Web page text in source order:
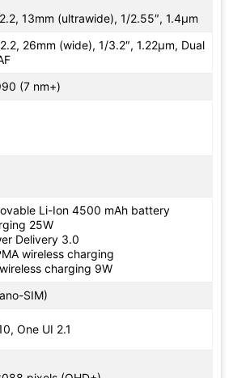
13mm (ultrawide), 1/2.55″, 1.4µm
26mm (wide), 1/3.2″, 1.22µm, Dual
(7 nm+)
Li-Ion 4500 mAh battery
25W
Delivery 3.0
wireless charging
charging 9W
SIM)
One UI 2.1